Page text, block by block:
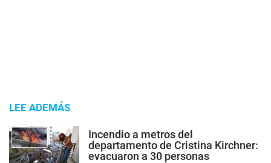
LEE ADEMÁS
Incendio a metros del
departamento de Cristina Kirchner:
evacuaron a 30 personas